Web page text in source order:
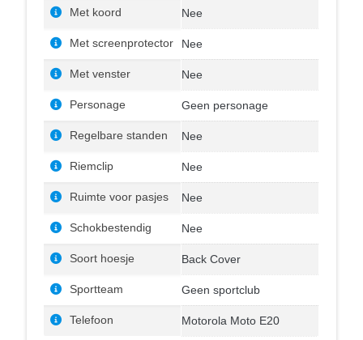
Met koord Nee
Met screenprotector Nee
Met venster Nee
Personage Geen personage
Regelbare standen Nee
Riemclip Nee
Ruimte voor pasjes Nee
Schokbestendig Nee
Soort hoesje Back Cover
Sportteam Geen sportclub
Telefoon Motorola Moto E20